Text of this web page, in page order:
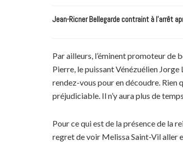
Jean-Ricner Bellegarde contraint à l’arrêt
Par ailleurs, l’éminent promoteur de
Pierre, le puissant Vénézuélien
rendez-vous pour en découdre. Rien
préjudiciable. Il n’y aura plus de
Pour ce qui est de la présence de la
regret de voir Melissa Saint-Vil aller